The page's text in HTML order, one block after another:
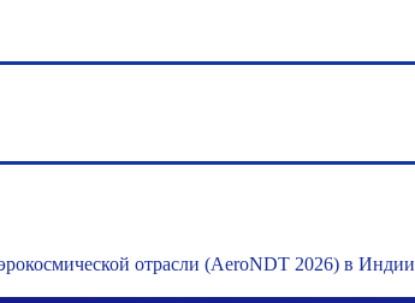
отрасли (AeroNDT 2026) в Индии